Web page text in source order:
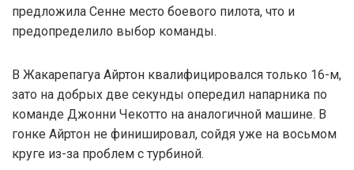
предложила Сенне место боевого пилота, что и
предопределило выбор команды.
В Жакарепагуа Айртон квалифицировался только 16-м,
зато на добрых две секунды опередил напарника по
команде Джонни Чекотто на аналогичной машине. В
гонке Айртон не финишировал, сойдя уже на восьмом
круге из-за проблем с турбиной.